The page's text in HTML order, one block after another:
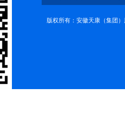
版权所有：安徽天康（集团